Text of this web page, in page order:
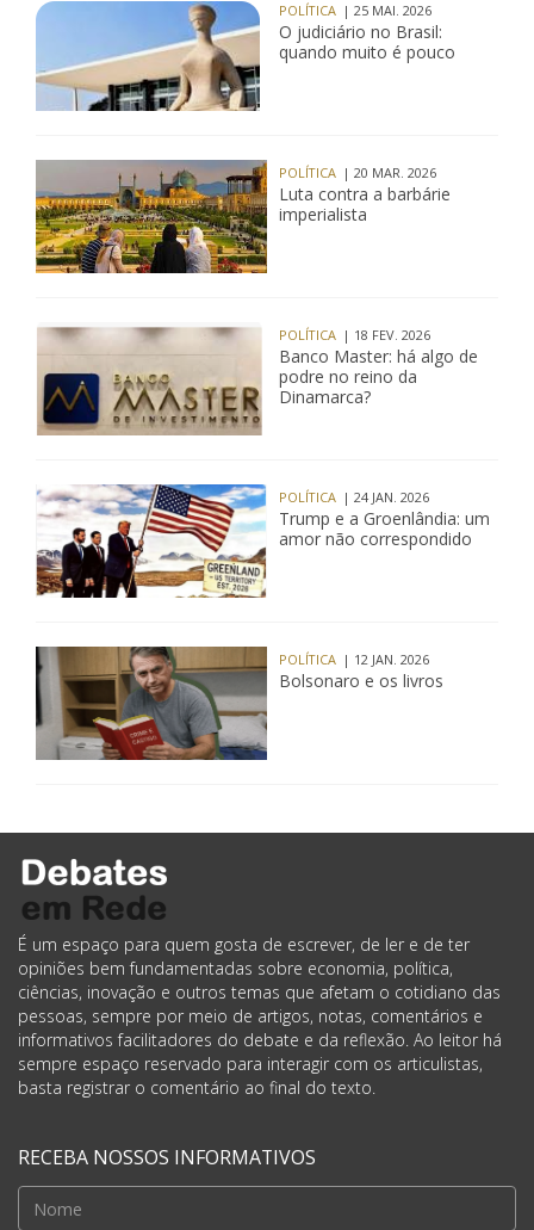
POLÍTICA | 25 MAI. 2026
O judiciário no Brasil:
quando muito é pouco
POLÍTICA | 20 MAR. 2026
Luta contra a barbárie
imperialista
POLÍTICA | 18 FEV. 2026
Banco Master: há algo de
podre no reino da
Dinamarca?
POLÍTICA | 24 JAN. 2026
Trump e a Groenlândia: um
amor não correspondido
POLÍTICA | 12 JAN. 2026
Bolsonaro e os livros
É um espaço para quem gosta de escrever, de ler e de ter
opiniões bem fundamentadas sobre economia, política,
ciências, inovação e outros temas que afetam o cotidiano das
pessoas, sempre por meio de artigos, notas, comentários e
informativos facilitadores do debate e da reflexão. Ao leitor há
sempre espaço reservado para interagir com os articulistas,
basta registrar o comentário ao final do texto.
RECEBA NOSSOS INFORMATIVOS